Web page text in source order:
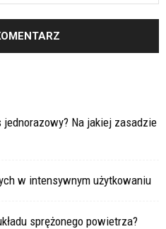
Na jakiej zasadzie
w intensywnym użytkowaniu
sprężonego powietrza?